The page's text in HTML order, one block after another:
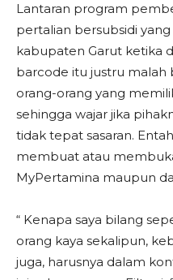
Lantaran program
pertalian bersubsidi
kabupaten Garut ketika
barcode itu justru malah
orang-orang yang
sehingga wajar jika
tidak tepat sasaran.
membuat atau
MyPertamina maupun
“ Kenapa saya bilang
orang kaya sekalipun,
juga, harusnya dalam